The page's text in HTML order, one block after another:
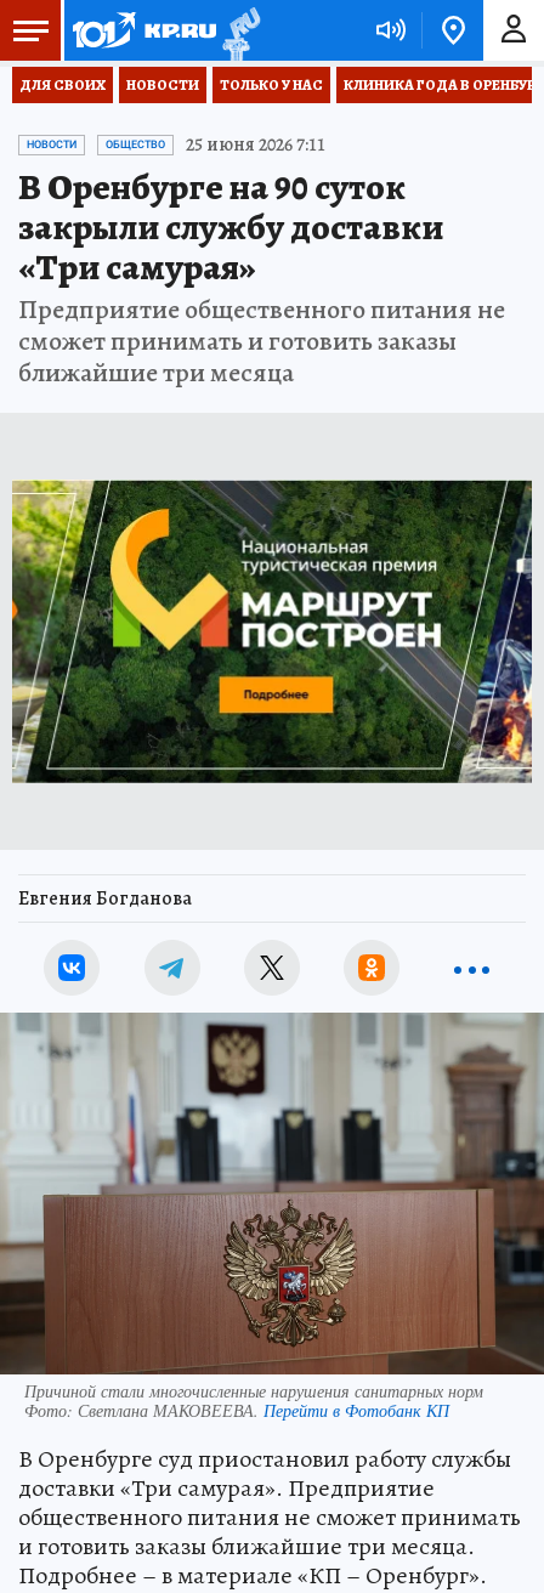
ДЛЯ СВОИХ НОВОСТИ ТОЛЬКО У НАС КЛИНИКА ГОДА В
НОВОСТИ ОБЩЕСТВО 25 июня 2026 7:11
В Оренбурге на 90 суток
закрыли службу доставки
«Три самурая»
Предприятие общественного питания не
сможет принимать и готовить заказы
ближайшие три месяца
Евгения Богданова
Причиной стали многочисленные нарушения санитарных норм
Фото: Светлана МАКОВЕЕВА. Перейти в Фотобанк КП
В Оренбурге суд приостановил работу службы
доставки «Три самурая». Предприятие
общественного питания не сможет принимать
и готовить заказы ближайшие три месяца.
Подробнее – в материале «КП – Оренбург».